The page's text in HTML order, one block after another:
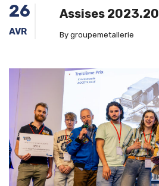
26
AVR
Assises 2023.20
By groupemetallerie